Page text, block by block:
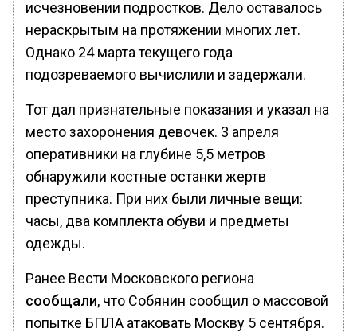
исчезновении подростков. Дело оставалось
нераскрытым на протяжении многих лет.
Однако 24 марта текущего года
подозреваемого вычислили и задержали.
Тот дал признательные показания и указал на
место захоронения девочек. 3 апреля
оперативники на глубине 5,5 метров
обнаружили костные останки жертв
преступника. При них были личные вещи:
часы, два комплекта обуви и предметы
одежды.
Ранее Вести Московского региона
сообщали, что Собянин сообщил о массовой
попытке БПЛА атаковать Москву 5 сентября.